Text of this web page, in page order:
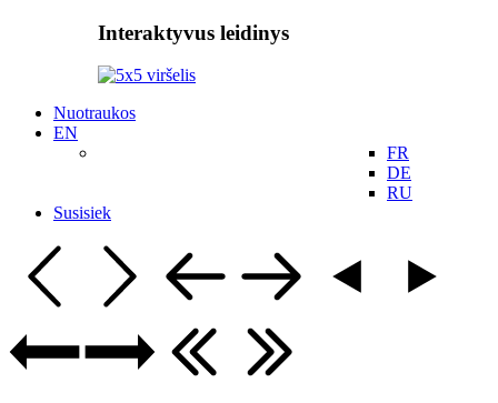
Interaktyvus leidinys
Nuotraukos
EN
FR
DE
RU
Susisiek